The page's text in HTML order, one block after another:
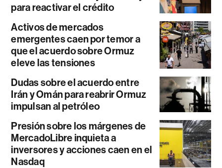
para reactivar el crédito
Activos de mercados
emergentes caen por temor a
que el acuerdo sobre Ormuz
eleve las tensiones
Dudas sobre el acuerdo entre
Irán y Omán para reabrir Ormuz
impulsan al petróleo
Presión sobre los márgenes de
MercadoLibre inquieta a
inversores y acciones caen en el
Nasdaq